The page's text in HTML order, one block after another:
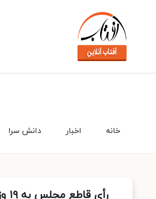
دانش سرا اخبار خانه
رأی قاطع مجلس به ۱۹ وزیر پیشنهادی پزشکیان